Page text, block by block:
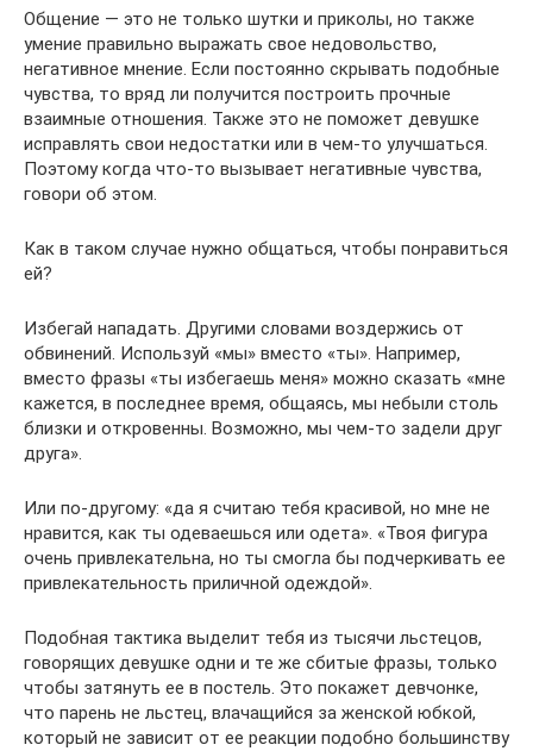
Общение — это не только шутки и приколы, но также
умение правильно выражать свое недовольство,
негативное мнение. Если постоянно скрывать подобные
чувства, то вряд ли получится построить прочные
взаимные отношения. Также это не поможет девушке
исправлять свои недостатки или в чем-то улучшаться.
Поэтому когда что-то вызывает негативные чувства,
говори об этом.
Как в таком случае нужно общаться, чтобы понравиться
ей?
Избегай нападать. Другими словами воздержись от
обвинений. Используй «мы» вместо «ты». Например,
вместо фразы «ты избегаешь меня» можно сказать «мне
кажется, в последнее время, общаясь, мы небыли столь
близки и откровенны. Возможно, мы чем-то задели друг
друга».
Или по-другому: «да я считаю тебя красивой, но мне не
нравится, как ты одеваешься или одета». «Твоя фигура
очень привлекательна, но ты смогла бы подчеркивать ее
привлекательность приличной одеждой».
Подобная тактика выделит тебя из тысячи льстецов,
говорящих девушке одни и те же сбитые фразы, только
чтобы затянуть ее в постель. Это покажет девчонке,
что парень не льстец, влачащийся за женской юбкой,
который не зависит от ее реакции подобно большинству